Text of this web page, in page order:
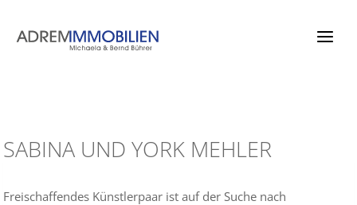
Inhalt
SABINA UND YORK MEHLER
Freischaffendes Künstlerpaar ist auf der Suche nach